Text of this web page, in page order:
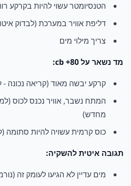
הטנסיומטר עשוי להיות בקרקע
דליפת אוויר במערכת (לבדוק
צריך מילוי מים
מד נשאר על 80+ cb:
קרקע יבשה מאוד (קריאה נכונה
המתח נשבר, אוויר נכנס לכוס
מחדש)
כוס קרמית עשויה להיות סתומה
תגובה איטית להשקיה:
מים עדיין לא הגיעו לעומק זה